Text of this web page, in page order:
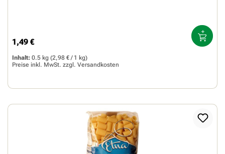
Regulärer Preis:
1,49 €
Inhalt: 0.5 kg (2,98 € / 1 kg)
Preise inkl. MwSt. zzgl. Versandkosten